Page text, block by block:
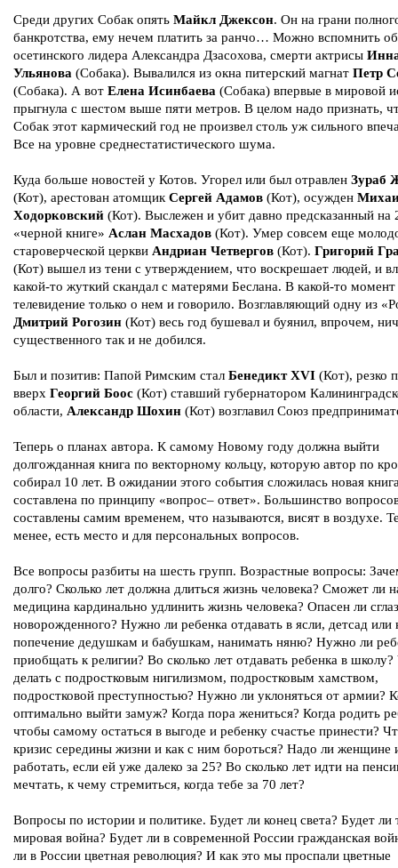
Среди других Собак опять Майкл Джексон. Он на грани
банкротства, ему нечем платить за ранчо… Можно вспомнить об
осетинского лидера Александра Дзасохова, смерти актрисы
Ульянова (Собака). Вывалился из окна питерский магнат Петр
(Собака). А вот Елена Исинбаева (Собака) впервые в мировой
прыгнула с шестом выше пяти метров. В целом надо признать,
Собак этот кармический год не произвел столь уж сильного
Все на уровне среднестатистического шума.
Куда больше новостей у Котов. Угорел или был отравлен Зураб
(Кот), арестован атомщик Сергей Адамов (Кот), осужден
Ходорковский (Кот). Выслежен и убит давно предсказанный на
«черной книге» Аслан Масхадов (Кот). Умер совсем еще
староверческой церкви Андриан Четвергов (Кот). Григорий
(Кот) вышел из тени с утверждением, что воскрешает людей, и
какой-то жуткий скандал с матерями Беслана. В какой-то момент
телевидение только о нем и говорило. Возглавляющий одну из
Дмитрий Рогозин (Кот) весь год бушевал и буянил, впрочем,
существенного так и не добился.
Был и позитив: Папой Римским стал Бенедикт XVI (Кот), резко
вверх Георгий Боос (Кот) ставший губернатором
области, Александр Шохин (Кот) возглавил Союз
Теперь о планах автора. К самому Новому году должна выйти
долгожданная книга по векторному кольцу, которую автор по
собирал 10 лет. В ожидании этого события сложилась новая
составлена по принципу «вопрос– ответ». Большинство
составлены самим временем, что называются, висят в воздухе.
менее, есть место и для персональных вопросов.
Все вопросы разбиты на шесть групп. Возрастные вопросы:
долго? Сколько лет должна длиться жизнь человека? Сможет ли
медицина кардинально удлинить жизнь человека? Опасен ли
новорожденного? Нужно ли ребенка отдавать в ясли, детсад или
попечение дедушкам и бабушкам, нанимать няню? Нужно ли
приобщать к религии? Во сколько лет отдавать ребенка в
делать с подростковым нигилизмом, подростковым хамством,
подростковой преступностью? Нужно ли уклоняться от армии?
оптимально выйти замуж? Когда пора жениться? Когда родить
чтобы самому остаться в выгоде и ребенку счастье принести?
кризис середины жизни и как с ним бороться? Надо ли женщине
работать, если ей уже далеко за 25? Во сколько лет идти на
мечтать, к чему стремиться, когда тебе за 70 лет?
Вопросы по истории и политике. Будет ли конец света? Будет ли
мировая война? Будет ли в современной России гражданская
ли в России цветная революция? И как это мы проспали цветные